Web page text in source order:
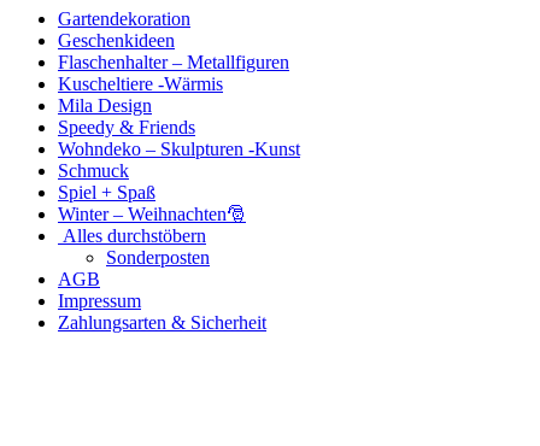
Gartendekoration
Geschenkideen
Flaschenhalter – Metallfiguren
Kuscheltiere -Wärmis
Mila Design
Speedy & Friends
Wohndeko – Skulpturen -Kunst
Schmuck
Spiel + Spaß
Winter – Weihnachten🎅
Alles durchstöbern
Sonderposten
AGB
Impressum
Zahlungsarten & Sicherheit